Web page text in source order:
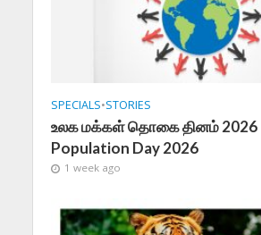
SPECIALS•STORIES
உலக மக்கள் தொகை தினம் 2026
Population Day 2026
1 week ago